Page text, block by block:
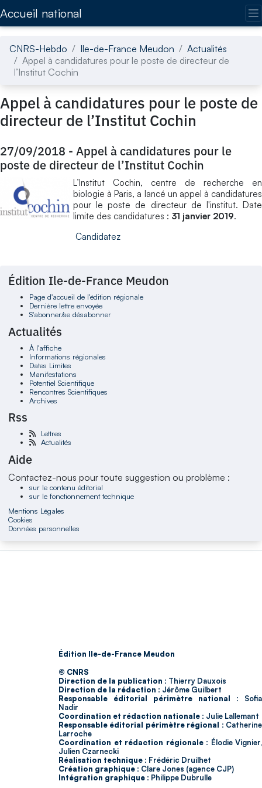
Accueil national
CNRS-Hebdo Ile-de-France Meudon
Actualités
Appel à candidatures pour le poste de directeur de
l’Institut Cochin
Appel à candidatures pour le poste de
directeur de l’Institut Cochin
27/09/2018 - Appel à candidatures pour le
poste de directeur de l’Institut Cochin
L’Institut Cochin, centre de recherche en
biologie à Paris, a lancé un appel à candidatures
pour le poste de directeur de l'institut. Date
limite des candidatures : 31 janvier 2019.
Candidatez
Édition Ile-de-France Meudon
Page d'accueil de l'édition régionale
Dernière lettre envoyée
S'abonner/se désabonner
Actualités
À l'affiche
Informations régionales
Dates Limites
Manifestations
Potentiel Scientifique
Rencontres Scientifiques
Archives
Rss
Lettres
Actualités
Aide
Contactez-nous pour toute suggestion ou problème :
sur le contenu éditorial
sur le fonctionnement technique
Mentions Légales
Cookies
Données personnelles
Édition Ile-de-France Meudon
© CNRS
Direction de la publication : Thierry Dauxois
Direction de la rédaction : Jérôme Guilbert
Responsable éditorial périmètre national : Sofia
Nadir
Coordination et rédaction nationale : Julie Lallemant
Responsable éditorial périmètre régional : Catherine
Larroche
Coordination et rédaction régionale : Élodie Vignier,
Julien Czarnecki
Réalisation technique : Frédéric Druilhet
Création graphique : Clare Jones (agence CJP)
Intégration graphique : Philippe Dubrulle